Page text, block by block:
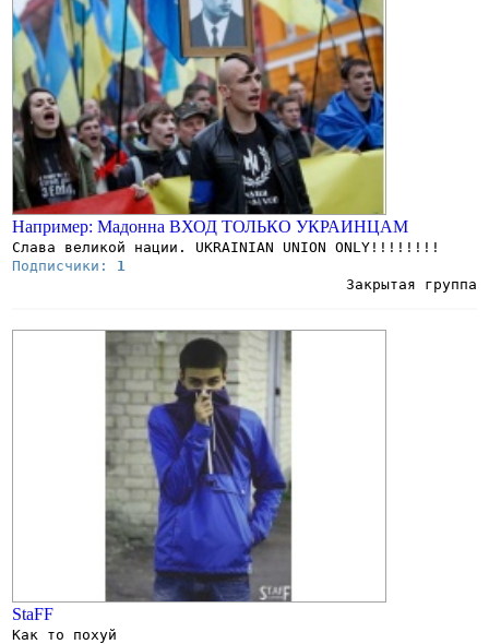
Например: Мадонна ВХОД ТОЛЬКО УКРАИНЦАМ
Слава великой нации. UKRAINIAN UNION ONLY!!!!!!!!
Подписчики: 1
Закрытая группа
StaFF
Как то похуй